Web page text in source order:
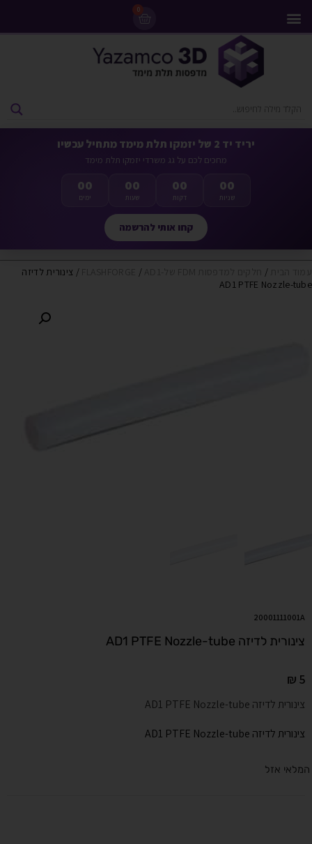
0
יריד יד 2 של יזמקו תלת מימד מתחיל עכשיו
מחכים לכם על גג משרדי יזמקו תלת מימד
00
ימים
00
שעות
00
דקות
00
שניות
קחו אותי להרשמה
/
/
/ צינורית לדיזה
AD1 PTFE Nozzle-tube
20001111001A
צינורית לדיזה AD1 PTFE Nozzle-tube
₪ 5
צינורית לדיזה AD1 PTFE Nozzle-tube
צינורית לדיזה AD1 PTFE Nozzle-tube
המלאי אזל